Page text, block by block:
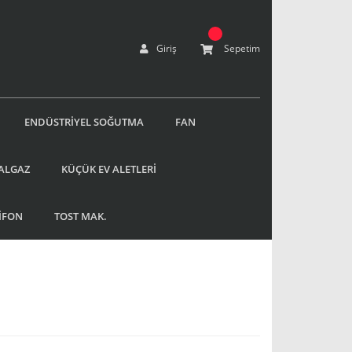
Giriş Sepetim
ENDÜSTRİYEL SOĞUTMA FAN
KÜÇÜK EV ALETLERİ
TOST MAK.